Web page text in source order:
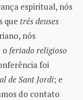
espiritual, nós
que três deuses
nós
o feriado religioso
foi
de Sant Jordi; e
do contato